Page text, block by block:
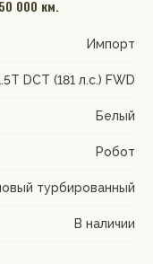
000 км.
Импорт
DCT (181 л.с.) FWD
Белый
Робот
турбированный
В наличии